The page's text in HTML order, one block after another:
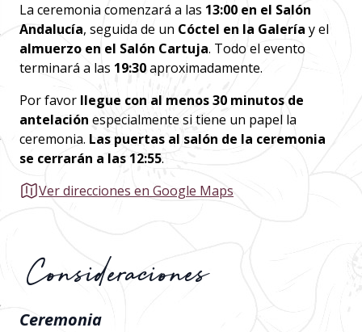
La ceremonia comenzará a las 13:00 en el Salón
Andalucía, seguida de un Cóctel en la Galería y el
almuerzo en el Salón Cartuja. Todo el evento
terminará a las 19:30aproximadamente.
Por favor llegue con al menos 30 minutos de
antelación especialmente si tiene un papel la
ceremonia. Las puertas al salón de la ceremonia
se cerrarán a las 12:55.
Ver direcciones en Google Maps
Consideraciones
Ceremonia